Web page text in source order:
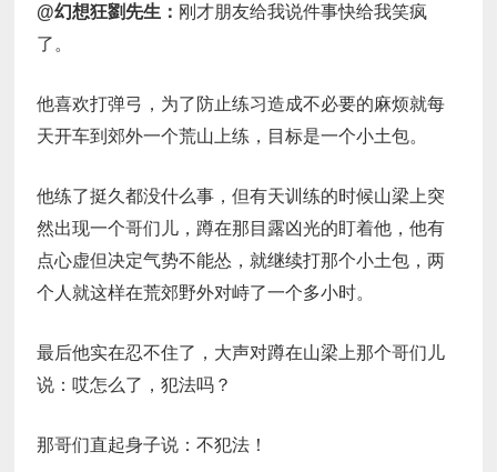
@幻想狂劉先生： 刚才朋友给我说件事快给我笑疯
了。
他喜欢打弹弓，为了防止练习造成不必要的麻烦就每
天开车到郊外一个荒山上练，目标是一个小土包。
他练了挺久都没什么事，但有天训练的时候山梁上突
然出现一个哥们儿，蹲在那目露凶光的盯着他，他有
点心虚但决定气势不能怂，就继续打那个小土包，两
个人就这样在荒郊野外对峙了一个多小时。
最后他实在忍不住了，大声对蹲在山梁上那个哥们儿
说：哎怎么了，犯法吗？
那哥们直起身子说：不犯法！